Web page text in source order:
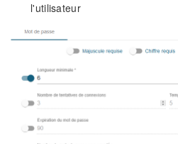
l'utilisateur